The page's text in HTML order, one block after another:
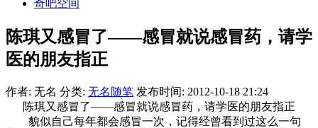
奇吧空间
陈琪又感冒了——感冒就说感冒药，请学
医的朋友指正
作者: 无名 分类: 无名随笔 发布时间: 2012-10-18 21:24
陈琪又感冒了——感冒就说感冒药，请学医的朋友指正
貌似自己每年都会感冒一次，记得经曾看到过这么一句